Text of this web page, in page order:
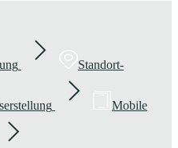
Standort-
Mobile